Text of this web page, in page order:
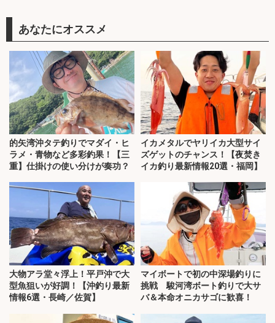
あなたにオススメ
的矢湾沖タテ釣りでマダイ・ヒ
ラメ・青物など多彩釣果！【三
重】仕掛けの使い分けが奏功？
イカメタルでヤリイカ大型サイ
ズゲットのチャンス！【夜焚き
イカ釣り最新情報20選・福岡】
大物アラ堂々浮上！平戸沖で大
型魚狙いが好調！【沖釣り最新
情報6選・長崎／佐賀】
マイボートで初の中深場釣りに
挑戦 駿河湾ボート釣りで大サ
バ＆本命オニカサゴに歓喜！